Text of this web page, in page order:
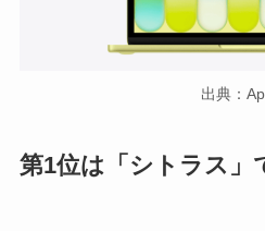
出典：
第1位は「シトラス」